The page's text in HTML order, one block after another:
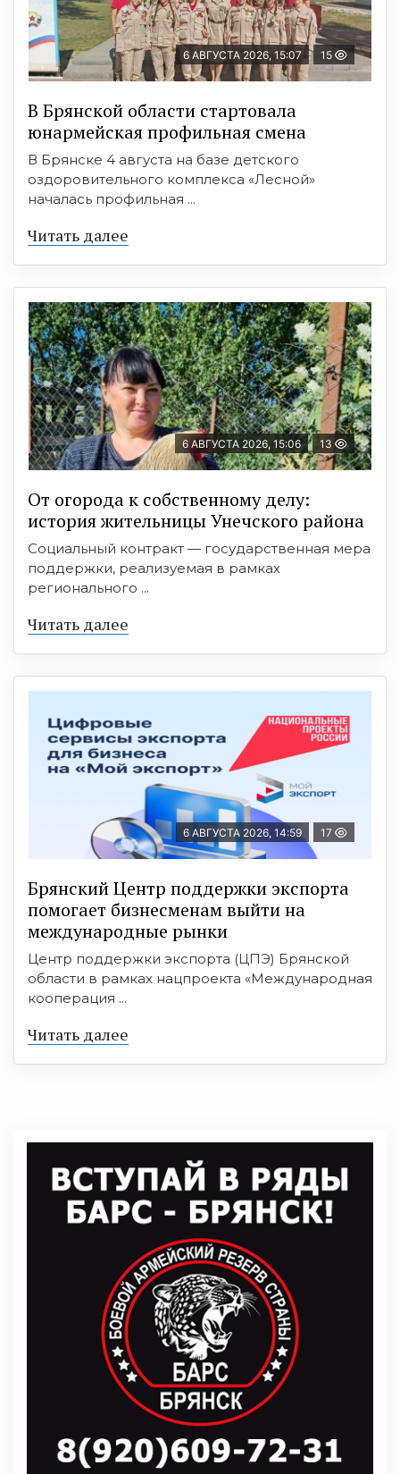
6 АВГУСТА 2026, 15:07 15
В Брянской области стартовала
юнармейская профильная смена
В Брянске 4 августа на базе детского
оздоровительного комплекса «Лесной»
началась профильная ...
Читать далее
6 АВГУСТА 2026, 15:06 13
От огорода к собственному делу:
история жительницы Унечского района
Социальный контракт — государственная мера
поддержки, реализуемая в рамках
регионального ...
Читать далее
6 АВГУСТА 2026, 14:59 17
Брянский Центр поддержки экспорта
помогает бизнесменам выйти на
международные рынки
Центр поддержки экспорта (ЦПЭ) Брянской
области в рамках нацпроекта «Международная
кооперация ...
Читать далее